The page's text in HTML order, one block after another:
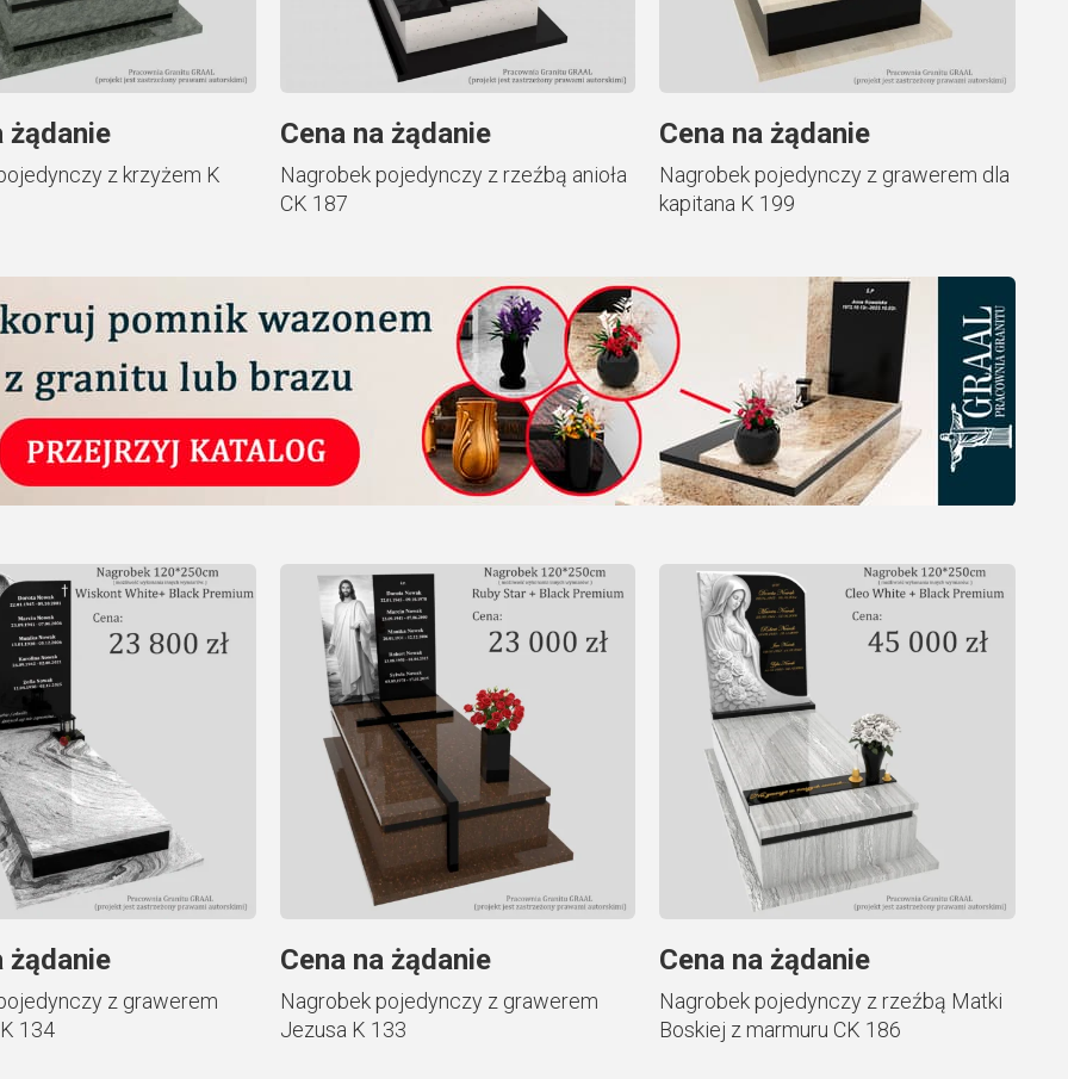
żądanie
z krzyżem K
Cena na żądanie
Nagrobek pojedynczy z rzeźbą anioła
CK 187
Cena na żądanie
Nagrobek pojedynczy z grawerem dla
kapitana K 199
żądanie
z grawerem
134
Cena na żądanie
Nagrobek pojedynczy z grawerem
Jezusa K 133
Cena na żądanie
Nagrobek pojedynczy z rzeźbą Matki
Boskiej z marmuru CK 186